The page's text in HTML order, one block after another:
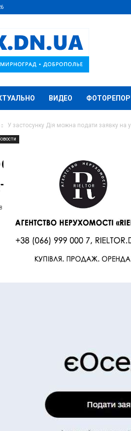
ВИДЕО
У застосунку Дія можна подати заявку на
Дія
у програмі